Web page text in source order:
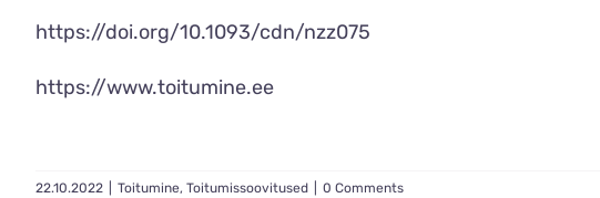
https://doi.org/10.1093/cdn/nzz075
https://www.toitumine.ee
22.10.2022 Toitumine, Toitumissoovitused 0 Comments